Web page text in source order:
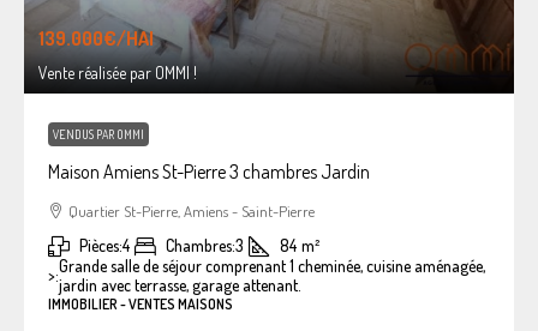
139.000€/HAI
Vente réalisée par OMMI !
VENDUS PAR OMMI
Maison Amiens St-Pierre 3 chambres Jardin
Quartier St-Pierre, Amiens - Saint-Pierre
Pièces:4 Chambres:3 84 m²
>:Grande salle de séjour comprenant 1 cheminée, cuisine aménagée,
jardin avec terrasse, garage attenant.
IMMOBILIER - VENTES MAISONS